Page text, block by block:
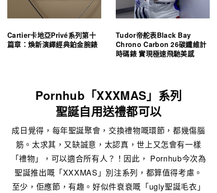
Cartier卡地亞Privé系列第十
篇章：煥新演繹經典鉑金腕錶
Tudor帝舵表Black Bay
Chrono Carbon 26碳纖維計
時碼錶 實現極速飛馳美感
Pornhub「XXXMAS」系列
聖誕自用送禮都可以
成日覺得，每年聖誕聚會，交換禮物嘅環節，都幾傷腦
筋。太求其，又缺誠意，太認真，世上又怎會有一樣
「禮物」，可以適合所有人？！因此， Pornhub今次為
聖誕推出嘅「XXXMAS」別注系列，都算值得考慮。
至少，佢應節，有趣。好似件衰衰嘅「ugly聖誕毛衣」